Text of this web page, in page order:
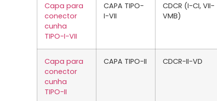
Capa para
conector
cunha
TIPO-I-VII
CAPA TIPO-
I-VII
CDCR (I-CI, VII-
VMB)
Capa para
conector
cunha
TIPO-II
CAPA TIPO-II CDCR-II-VD